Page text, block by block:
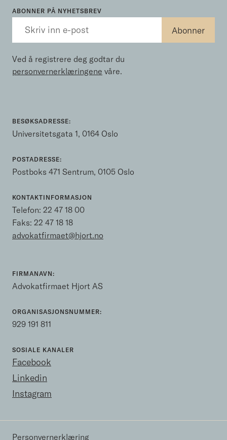
ABONNER PÅ NYHETSBREV
Ved å registrere deg godtar du
personvernerklæringene våre.
BESØKSADRESSE:
Universitetsgata 1, 0164 Oslo
POSTADRESSE:
Postboks 471 Sentrum, 0105 Oslo
KONTAKTINFORMASJON
Telefon: 22 47 18 00
Faks: 22 47 18 18
advokatfirmaet@hjort.no
FIRMANAVN:
Advokatfirmaet Hjort AS
ORGANISASJONSNUMMER:
929 191 811
SOSIALE KANALER
Facebook
Linkedin
Instagram
Personvernerklæring